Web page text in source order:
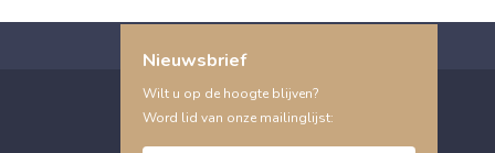
Nieuwsbrief
Wilt u op de hoogte blijven?
Word lid van onze mailinglijst: